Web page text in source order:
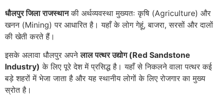
धौलपुर जिला राजस्थानकी अर्थव्यवस्था मुख्यतः कृषि (Agriculture) और
खनन (Mining) पर आधारित है। यहाँ के लोग गेहूं, बाजरा, सरसों और दालों
की खेती करते हैं।
इसके अलावा धौलपुर अपनेलाल पत्थर उद्योग (Red Sandstone
Industry) के लिए पूरे देश में प्रसिद्ध है। यहाँ से निकलने वाला पत्थर कई
बड़े शहरों में भेजा जाता है और यह स्थानीय लोगों के लिए रोजगार का मुख्य
स्रोत है।